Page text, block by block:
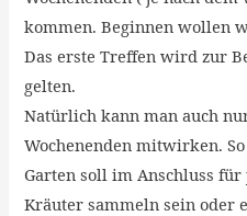
kommen. Beginnen wollen
Das erste Treffen wird zur
gelten.
Natürlich kann man auch
Wochenenden mitwirken.
Garten soll im Anschluss für
Kräuter sammeln sein oder